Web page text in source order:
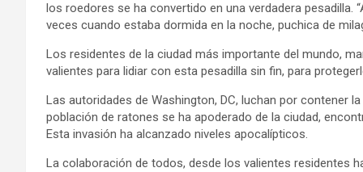
los roedores se ha convertido en una verdadera
veces cuando estaba dormida en la noche, puchica de
Los residentes de la ciudad más importante del mundo,
valientes para lidiar con esta pesadilla sin fin, para
Las autoridades de Washington, DC, luchan por contener
población de ratones se ha apoderado de la ciudad,
Esta invasión ha alcanzado niveles apocalípticos.
La colaboración de todos, desde los valientes residentes